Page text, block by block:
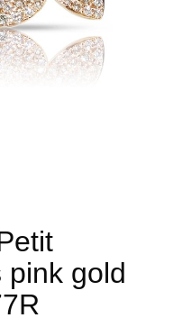
pink gold